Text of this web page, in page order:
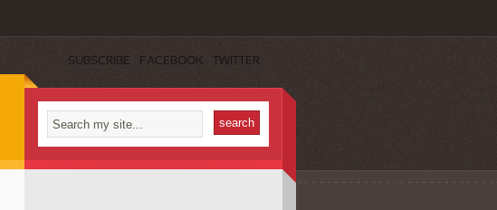
SUBSCRIBE FACEBOOK TWITTER